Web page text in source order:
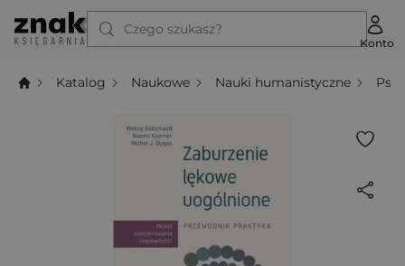
Czego szukasz?
Konto
Katalog Naukowe Nauki humanistyczne